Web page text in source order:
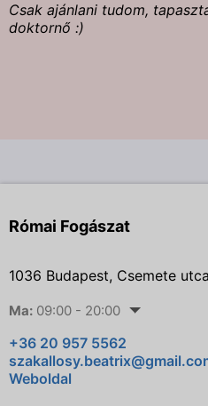
Csak ajánlani tudom,
doktornő :)
Római Fogászat
1036 Budapest, Csemete
Ma: 09:00 - 20:00
+36 20 957 5562
Weboldal